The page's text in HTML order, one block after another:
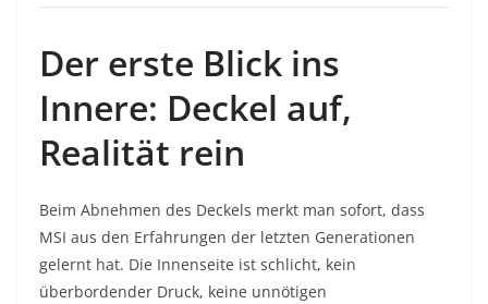
Der erste Blick ins
Innere: Deckel auf,
Realität rein
Beim Abnehmen des Deckels merkt man sofort, dass
MSI aus den Erfahrungen der letzten Generationen
gelernt hat. Die Innenseite ist schlicht, kein
überbordender Druck, keine unnötigen